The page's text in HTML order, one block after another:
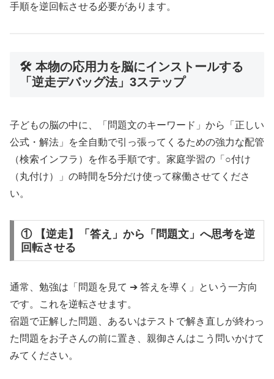
手順を逆回転させる必要があります。
🛠️ 本物の応用力を脳にインストールする
「逆走デバッグ法」3ステップ
子どもの脳の中に、「問題文のキーワード」から「正しい
公式・解法」を全自動で引っ張ってくるための強力な配管
（検索インフラ）を作る手順です。家庭学習の「○付け
（丸付け）」の時間を5分だけ使って稼働させてくださ
い。
① 【逆走】「答え」から「問題文」へ思考を逆
回転させる
通常、勉強は「問題を見て ➔ 答えを導く」という一方向
です。これを逆転させます。
宿題で正解した問題、あるいはテストで解き直しが終わっ
た問題をお子さんの前に置き、親御さんはこう問いかけて
みてください。